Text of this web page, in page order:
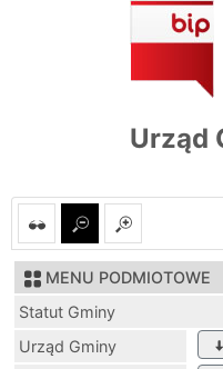
Urząd
MENU PODMIOTOWE
Statut Gminy
Urząd Gminy